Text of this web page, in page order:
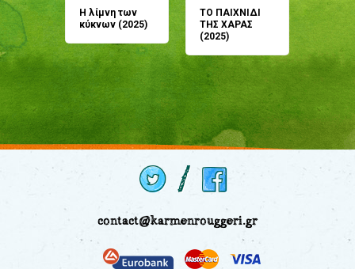
Η λίμνη των
κύκνων (2025)
ΤΟ ΠΑΙΧΝΙΔΙ
ΤΗΣ ΧΑΡΑΣ
(2025)
μου;
(2024)
contact@karmenrouggeri.gr